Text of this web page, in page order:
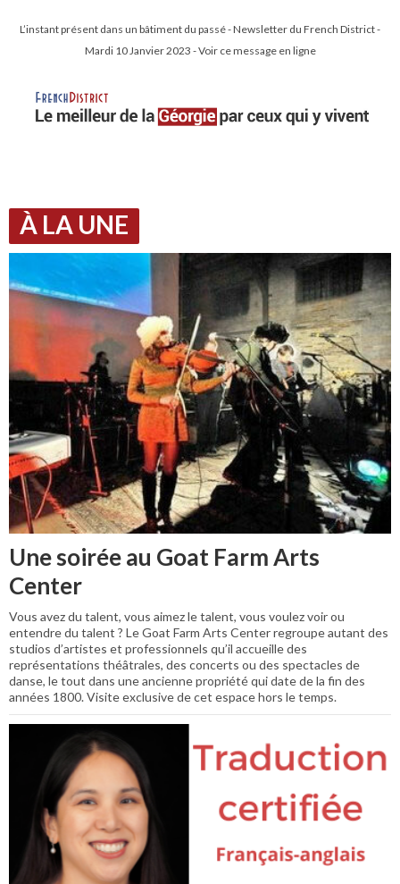
L’instant présent dans un bâtiment du passé - Newsletter du French District -
Mardi 10 Janvier 2023 - Voir ce message en ligne
À LA UNE
Une soirée au Goat Farm Arts
Center
Vous avez du talent, vous aimez le talent, vous voulez voir ou
entendre du talent ? Le Goat Farm Arts Center regroupe autant des
studios d’artistes et professionnels qu’il accueille des
représentations théâtrales, des concerts ou des spectacles de
danse, le tout dans une ancienne propriété qui date de la fin des
années 1800. Visite exclusive de cet espace hors le temps.